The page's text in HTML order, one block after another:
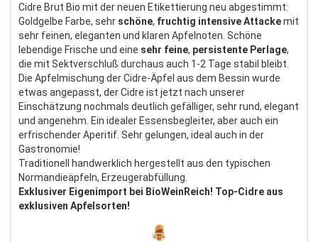
Cidre Brut Bio mit der neuen Etikettierung neu abgestimmt:
Goldgelbe Farbe, sehr schöne, fruchtig intensiveAttackemit
sehr feinen, eleganten und klaren Apfelnoten. Schöne
lebendige Frische und eine sehr feine, persistente Perlage,
die mit Sektverschluß durchaus auch 1-2 Tage stabil bleibt.
Die Apfelmischung der Cidre-Äpfel aus dem Bessin wurde
etwas angepasst, der Cidre ist jetzt nach unserer
Einschätzung nochmals deutlich gefälliger, sehr rund, elegant
und angenehm. Ein idealer Essensbegleiter, aber auch ein
erfrischender Aperitif. Sehr gelungen, ideal auch in der
Gastronomie!
Traditionell handwerklich hergestellt aus den typischen
Normandieäpfeln, Erzeugerabfüllung.
Exklusiver Eigenimport bei BioWeinReich! Top-Cidre aus
exklusiven Apfelsorten!